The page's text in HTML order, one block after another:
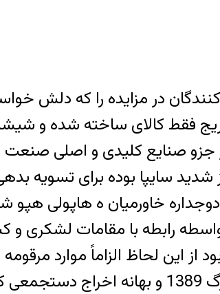
در مزایده را که دلش
فقط کالای ساخته شده و
صنایع کلیدی و اصلی
سایپا بوده برای تسویه
خاورمیان ه هاپولی
رابطه با مقامات لشکری و
این لحاظ الزاماً موارد
بدهیهای بانکی یا حذف کارهای موازی